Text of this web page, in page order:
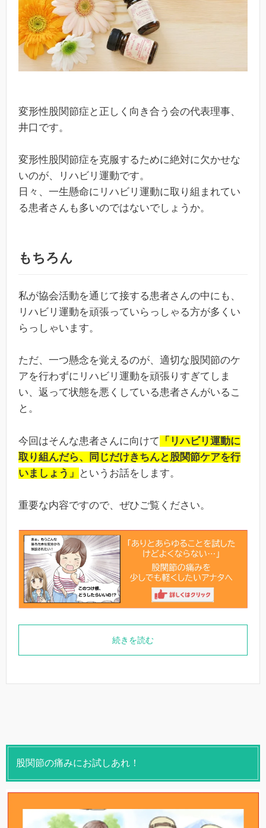
変形性股関節症と正しく向き合う会の代表理事、
井口です。
変形性股関節症を克服するために絶対に欠かせな
いのが、リハビリ運動です。
日々、一生懸命にリハビリ運動に取り組まれてい
る患者さんも多いのではないでしょうか。
もちろん
私が協会活動を通じて接する患者さんの中にも、
リハビリ運動を頑張っていらっしゃる方が多くい
らっしゃいます。
ただ、一つ懸念を覚えるのが、適切な股関節のケ
アを行わずにリハビリ運動を頑張りすぎてしま
い、返って状態を悪くしている患者さんがいるこ
と。
今回はそんな患者さんに向けて
「リハビリ運動に
取り組んだら、同じだけきちんと股関節ケアを行
いましょう」
というお話をします。
重要な内容ですので、ぜひご覧ください。
続きを読む
股関節の痛みにお試しあれ！